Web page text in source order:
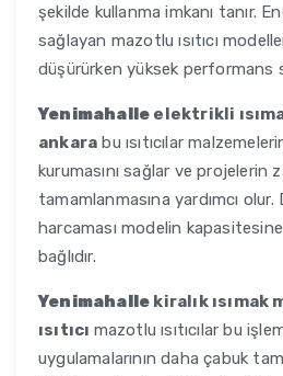
şekilde kullanma imkanı tanır.
sağlayan mazotlu ısıtıcı
düşürürken yüksek performans
Yenimahalle elektrikli
ankara bu ısıtıcılar
kurumasını sağlar ve projelerin
tamamlanmasına yardımcı olur.
harcaması modelin
bağlıdır.
Yenimahalle kiralık ısımak
ısıtıcı mazotlu ısıtıcılar bu
uygulamalarının daha çabuk